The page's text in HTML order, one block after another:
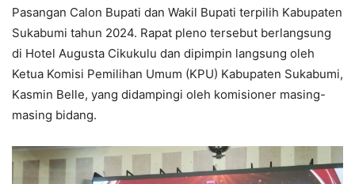
Pasangan Calon Bupati dan Wakil Bupati terpilih Kabupaten
Sukabumi tahun 2024. Rapat pleno tersebut berlangsung
di Hotel Augusta Cikukulu dan dipimpin langsung oleh
Ketua Komisi Pemilihan Umum (KPU) Kabupaten Sukabumi,
Kasmin Belle, yang didampingi oleh komisioner masing-
masing bidang.